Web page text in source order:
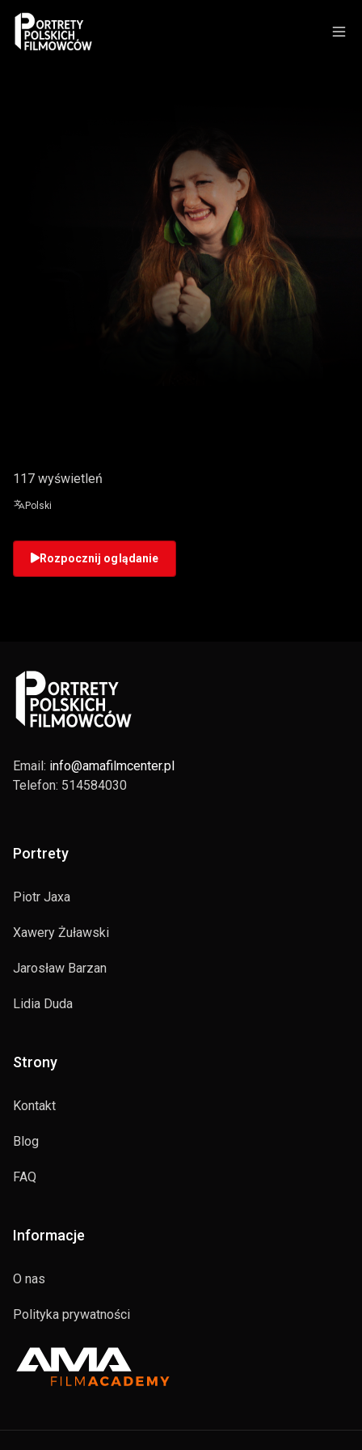
117 wyświetleń
Polski
Rozpocznij oglądanie
Email: info@amafilmcenter.pl
Telefon: 514584030
Portrety
Piotr Jaxa
Xawery Żuławski
Jarosław Barzan
Lidia Duda
Strony
Kontakt
Blog
FAQ
Informacje
O nas
Polityka prywatności